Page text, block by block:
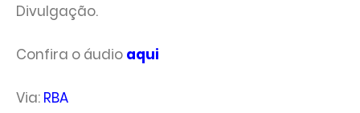
Divulgação.
Confira o áudio aqui
Via: RBA